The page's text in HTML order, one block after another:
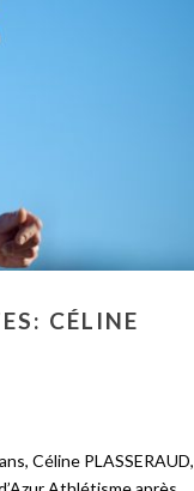
CÉLINE
Céline PLASSERAUD,